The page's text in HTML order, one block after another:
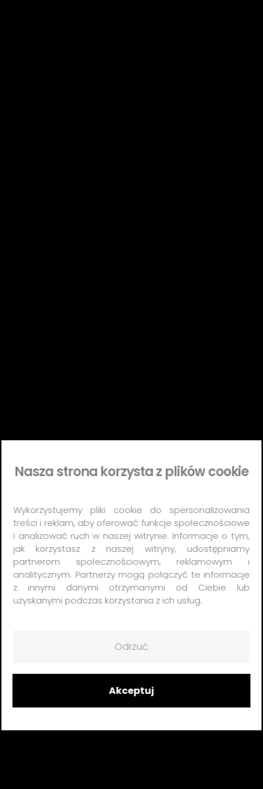
Nasza strona korzysta z plików cookie
Wykorzystujemy pliki cookie do spersonalizowania
treści i reklam, aby oferować funkcje społecznościowe
i analizować ruch w naszej witrynie. Informacje o tym,
jak korzystasz z naszej witryny, udostępniamy
partnerom społecznościowym, reklamowym i
analitycznym. Partnerzy mogą połączyć te informacje
z innymi danymi otrzymanymi od Ciebie lub
uzyskanymi podczas korzystania z ich usług.
Odrzuć
Akceptuj